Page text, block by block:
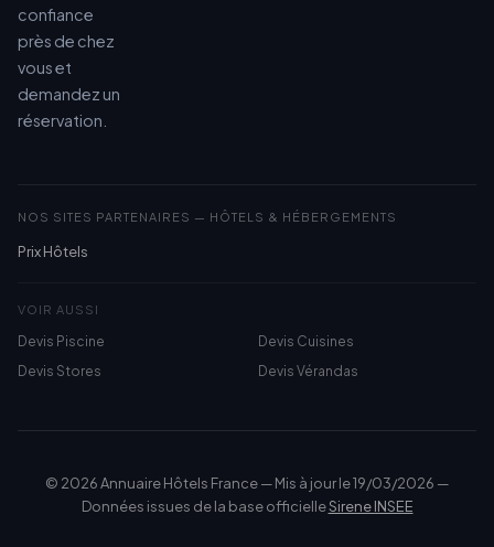
confiance
près de chez
vous et
demandez un
réservation.
NOS SITES PARTENAIRES — HÔTELS & HÉBERGEMENTS
Prix Hôtels
VOIR AUSSI
Devis Piscine
Devis Cuisines
Devis Stores
Devis Vérandas
© 2026 Annuaire Hôtels France — Mis à jour le 19/03/2026 —
Données issues de la base officielleSirene INSEE